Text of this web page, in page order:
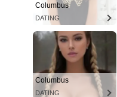
Columbus
DATING
Columbus
DATING